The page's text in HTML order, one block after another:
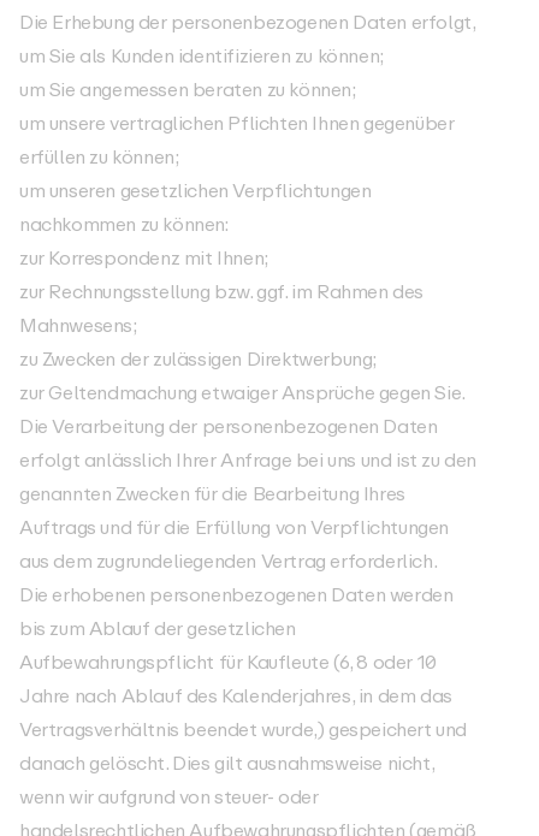
Die Erhebung der personenbezogenen Daten erfolgt,
um Sie als Kunden identifizieren zu können;
um Sie angemessen beraten zu können;
um unsere vertraglichen Pflichten Ihnen gegenüber
erfüllen zu können;
um unseren gesetzlichen Verpflichtungen
nachkommen zu können:
zur Korrespondenz mit Ihnen;
zur Rechnungsstellung bzw. ggf. im Rahmen des
Mahnwesens;
zu Zwecken der zulässigen Direktwerbung;
zur Geltendmachung etwaiger Ansprüche gegen Sie.
Die Verarbeitung der personenbezogenen Daten
erfolgt anlässlich Ihrer Anfrage bei uns und ist zu den
genannten Zwecken für die Bearbeitung Ihres
Auftrags und für die Erfüllung von Verpflichtungen
aus dem zugrundeliegenden Vertrag erforderlich.
Die erhobenen personenbezogenen Daten werden
bis zum Ablauf der gesetzlichen
Aufbewahrungspflicht für Kaufleute (6, 8 oder 10
Jahre nach Ablauf des Kalenderjahres, in dem das
Vertragsverhältnis beendet wurde,) gespeichert und
danach gelöscht. Dies gilt ausnahmsweise nicht,
wenn wir aufgrund von steuer- oder